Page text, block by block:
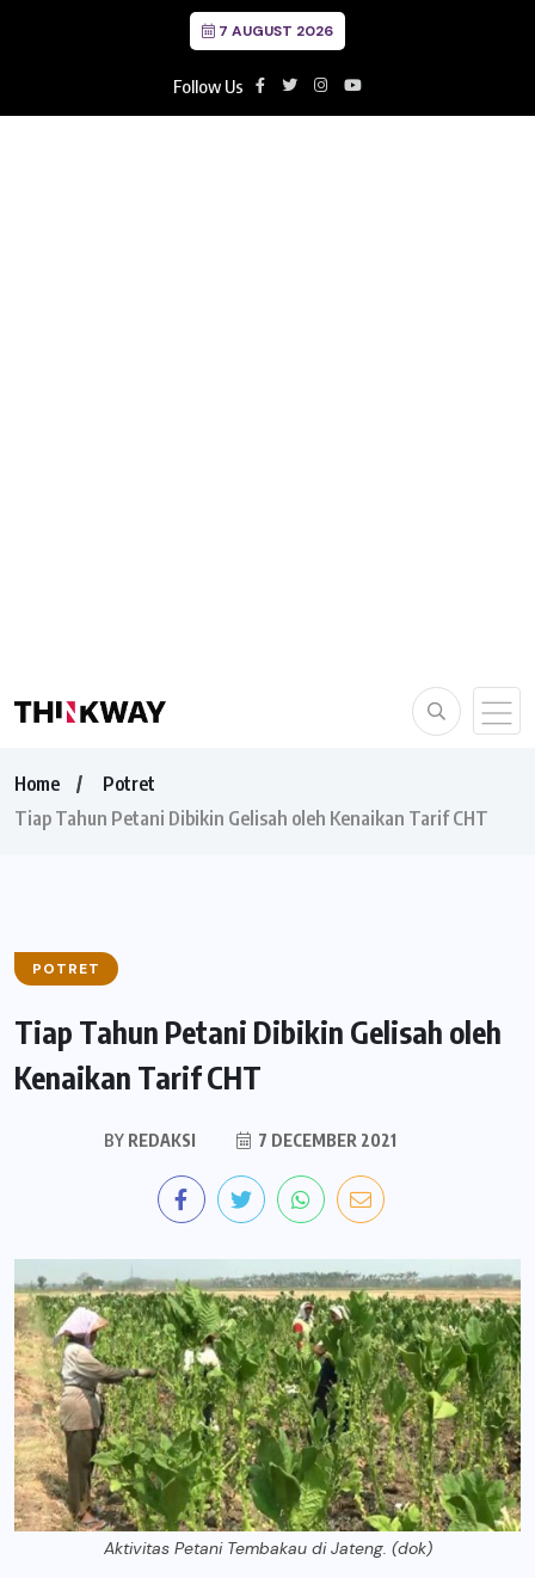
7 AUGUST 2026
Follow Us
Home
Potret
Tiap Tahun Petani Dibikin Gelisah oleh Kenaikan Tarif CHT
POTRET
Tiap Tahun Petani Dibikin Gelisah oleh
Kenaikan Tarif CHT
BYREDAKSI 7 DECEMBER 2021
Aktivitas Petani Tembakau di Jateng. (dok)